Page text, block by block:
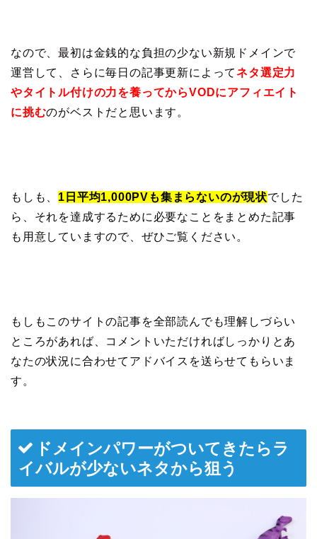
なので、最初は金銭的な負担の少ない新規ドメインで
運営して、さらに毎日の記事更新によってネタ選定力
やタイトル付けの力を養ってからVODにアフィエイト
に挑むのがベストだと思います。
もしも、 1日平均1,000PVも集まらないのが現状でした
ら、それを達成するために必要なことをまとめた記事
も用意していますので、ぜひご覧ください。
もしもこのサイトの記事を全部読んでも理解しづらい
ところがあれば、コメントいただければしっかりとあ
なたの状況に合わせてアドバイスを送らせてもらいま
す。
ドメインパワーがついてきたらラ
イバルが少ないネタから狙う